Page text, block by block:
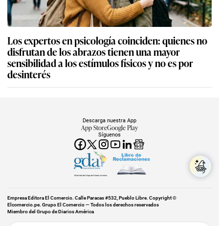
Los expertos en psicología coinciden: quienes no
disfrutan de los abrazos tienen una mayor
sensibilidad a los estímulos físicos y no es por
desinterés
Síguenos
Descarga nuestra App
App StoreGoogle Play
Miembro del Grupo de Diarios América
Empresa Editora El Comercio. Calle Paracas #532, Pueblo Libre. Copyright ©
Elcomercio.pe. Grupo El Comercio — Todos los derechos reservados
Miembro del Grupo de Diarios América